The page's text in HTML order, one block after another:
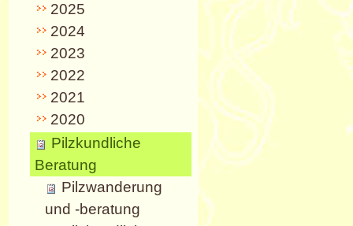
2025
2024
2023
2022
2021
2020
Pilzkundliche
Beratung
Pilzwanderung
und -beratung